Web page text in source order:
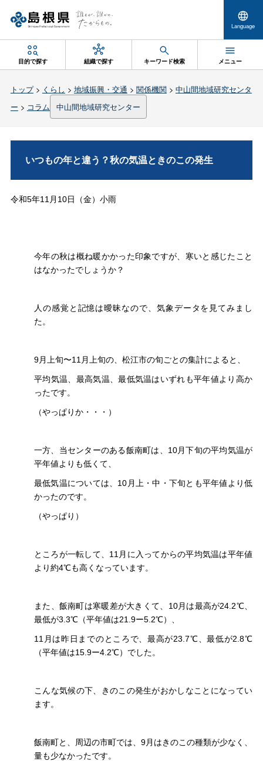
Language
目的で探す 組織で探す キーワード検索 メニュー
トップ> くらし > 地域振興・交通 > 関係機関> 中山間地域研究センタ
ー > コラム 中山間地域研究センター
いつもの年と違う？秋の気温ときのこの発生
令和5年11月10日（金）小雨
今年の秋は概ね暖かかった印象ですが、寒いと感じたこと
はなかったでしょうか？
人の感覚と記憶は曖昧なので、気象データを見てみまし
た。
9月上旬〜11月上旬の、松江市の旬ごとの集計によると、
平均気温、最高気温、最低気温はいずれも平年値より高か
ったです。
（やっぱりか・・・）
一方、当センターのある飯南町は、10月下旬の平均気温が
平年値よりも低くて、
最低気温については、10月上・中・下旬とも平年値より低
かったのです。
（やっぱり）
ところが一転して、11月に入ってからの平均気温は平年値
より約4℃も高くなっています。
また、飯南町は寒暖差が大きくて、10月は最高が24.2℃、
最低が3.3℃（平年値は21.9ー5.2℃）、
11月は昨日までのところで、最高が23.7℃、最低が2.8℃
（平年値は15.9ー4.2℃）でした。
こんな気候の下、きのこの発生がおかしなことになってい
ます。
飯南町と、周辺の市町では、9月はきのこの種類が少なく、
量も少なかったです。